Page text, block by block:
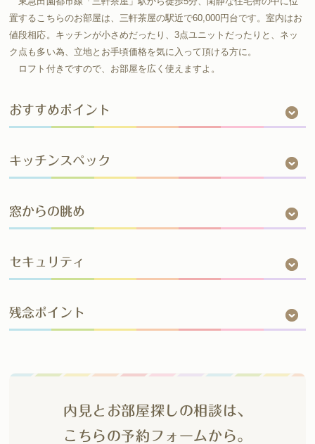
置するこちらのお部屋は、三軒茶屋の駅近で60,000円台です。室内はお
値段相応。キッチンが小さめだったり、3点ユニットだったりと、ネッ
ク点も多い為、立地とお手頃価格を気に入って頂ける方に。
ロフト付きですので、お部屋を広く使えますよ。
おすすめポイント
キッチンスペック
窓からの眺め
セキュリティ
残念ポイント
内見とお部屋探しの相談は、
こちらの予約フォームから。